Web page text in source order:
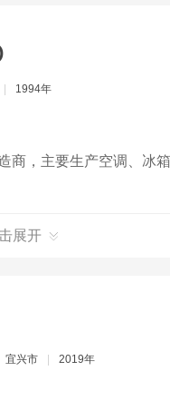
1994年
商，主要生产空调、冰
展开
宜兴市 2019年